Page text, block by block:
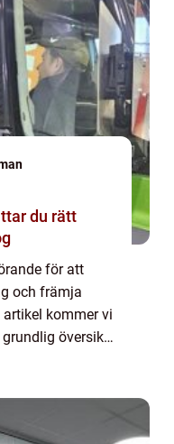
för att
och främja
kommer vi
översikt